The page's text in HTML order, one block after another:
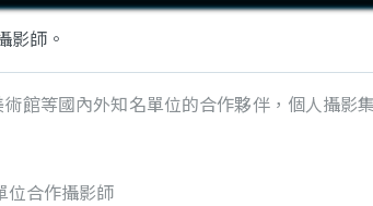
影師。
館等國內外知名單位的合作夥伴，個人攝影
位合作攝影師